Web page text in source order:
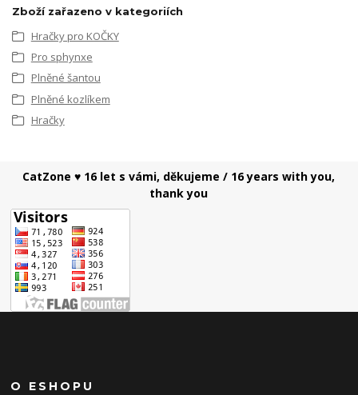
Zboží zařazeno v kategoriích
Hračky pro KOČKY
Pro sphynxe
Plněné šantou
Plněné kozlíkem
Hračky
CatZone ♥ 16 let s vámi, děkujeme / 16 years with you,
thank you
O ESHOPU